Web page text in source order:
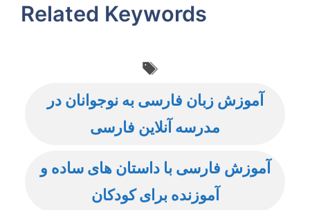
Related Keywords
آموزش زبان فارسی به نوجوانان در
مدرسه آنلاین فارسی
آموزش فارسی با داستان های ساده و
آموزنده برای کودکان